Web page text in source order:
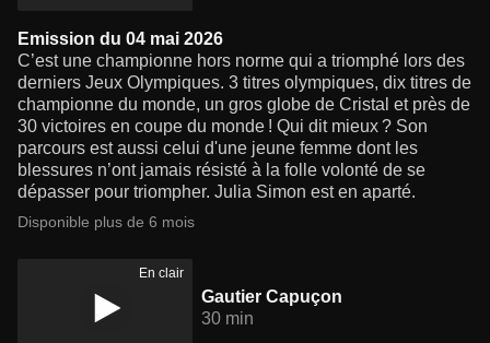
Emission du 04 mai 2026
C’est une championne hors norme qui a triomphé lors des
derniers Jeux Olympiques. 3 titres olympiques, dix titres de
championne du monde, un gros globe de Cristal et près de
30 victoires en coupe du monde ! Qui dit mieux ? Son
parcours est aussi celui d'une jeune femme dont les
blessures n’ont jamais résisté à la folle volonté de se
dépasser pour triompher. Julia Simon est en aparté.
Disponible plus de 6 mois
En clair
Gautier Capuçon
30 min